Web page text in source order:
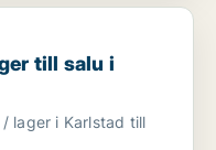
i Karlstad
till salu i
lager i Karlstad till